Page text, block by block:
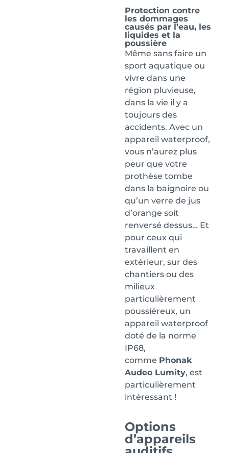
Protection contre
les dommages
causés par l’eau, les
liquides et la
poussière
Même sans faire un
sport aquatique ou
vivre dans une
région pluvieuse,
dans la vie il y a
toujours des
accidents. Avec un
appareil waterproof,
vous n’aurez plus
peur que votre
prothèse tombe
dans la baignoire ou
qu’un verre de jus
d’orange soit
renversé dessus… Et
pour ceux qui
travaillent en
extérieur, sur des
chantiers ou des
milieux
particulièrement
poussiéreux, un
appareil waterproof
doté de la norme
IP68,
comme Phonak
Audeo Lumity, est
particulièrement
intéressant !
Options
d’appareils